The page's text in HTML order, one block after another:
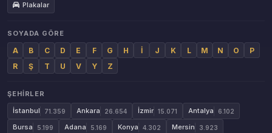
Plakalar
SOYADA GÖRE
A B C D E F G H İ J K L M N O
P
R
Ş T U V Y Z
ŞEHIRLER
İstanbul
71.359 Ankara 26.654 İzmir 15.071 Antalya 6.102
Bursa 5.199 Adana 5.169 Konya 4.302 Mersin 3.923